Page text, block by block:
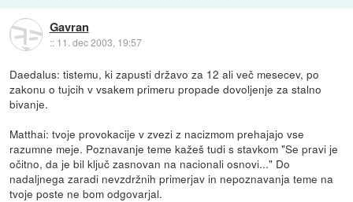
Gavran
:: 11. dec 2003, 19:57
Daedalus: tistemu, ki zapusti državo za 12 ali več mesecev, po
zakonu o tujcih v vsakem primeru propade dovoljenje za stalno
bivanje.
Matthai: tvoje provokacije v zvezi z nacizmom prehajajo vse
razumne meje. Poznavanje teme kažeš tudi s stavkom "Se pravi je
očitno, da je bil ključ zasnovan na nacionali osnovi..." Do
nadaljnega zaradi nevzdržnih primerjav in nepoznavanja teme na
tvoje poste ne bom odgovarjal.